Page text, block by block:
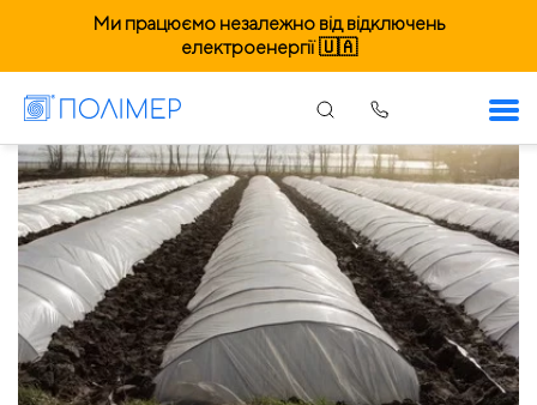
Ми працюємо незалежно від відключень
електроенергії 🇺🇦